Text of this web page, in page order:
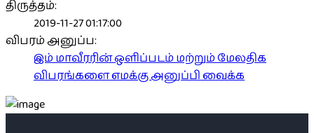
திருத்தம்:
2019-11-27 01:17:00
விபரம் அனுப்ப:
இம் மாவீரரின் ஒளிப்படம் மற்றும் மேலதிக
விபரங்களை எமக்கு அனுப்பி வைக்க